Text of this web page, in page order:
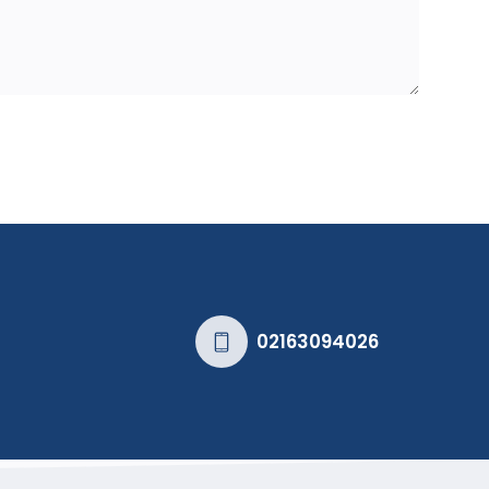
02163094026